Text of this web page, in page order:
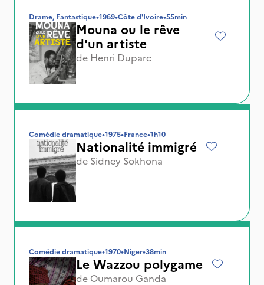
Drame, Fantastique•1969•Côte d'Ivoire•55min
Mouna ou le rêve
d'un artiste
de Henri Duparc
Comédie dramatique•1975•France•1h10
Nationalité immigré
de Sidney Sokhona
Comédie dramatique•1970•Niger•38min
Le Wazzou polygame
de Oumarou Ganda